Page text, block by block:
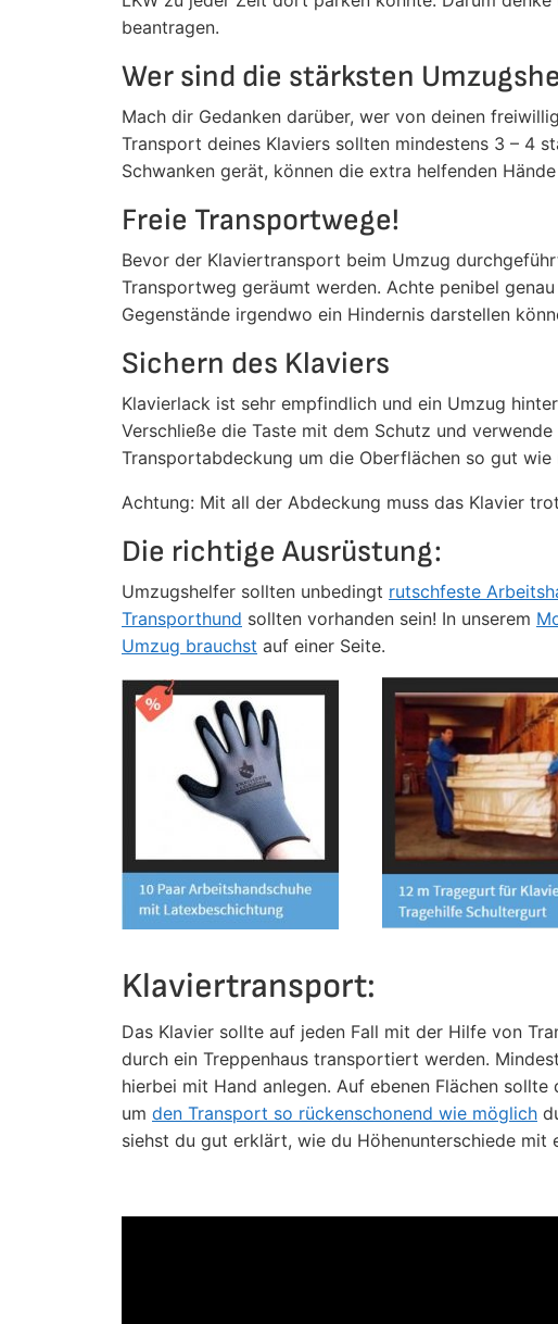
beantragen.
Wer sind die stärksten
Mach dir Gedanken darüber, wer von deinen
Transport deines Klaviers sollten mindestens 3 – 4
Schwanken gerät, können die extra helfenden
Freie Transportwege!
Bevor der Klaviertransport beim Umzug
Transportweg geräumt werden. Achte penibel
Gegenstände irgendwo ein Hindernis darstellen
Sichern des Klaviers
Klavierlack ist sehr empfindlich und ein Umzug
Verschließe die Taste mit dem Schutz und
Transportabdeckung um die Oberflächen so gut wie
Achtung: Mit all der Abdeckung muss das Klavier
Die richtige Ausrüstung:
Umzugshelfer sollten unbedingt rutschfeste
Transporthund sollten vorhanden sein! In unserem
Umzug brauchst auf einer Seite.
Klaviertransport:
Das Klavier sollte auf jeden Fall mit der Hilfe von
durch ein Treppenhaus transportiert werden.
hierbei mit Hand anlegen. Auf ebenen Flächen
um den Transport so rückenschonend wie möglich
siehst du gut erklärt, wie du Höhenunterschiede mit